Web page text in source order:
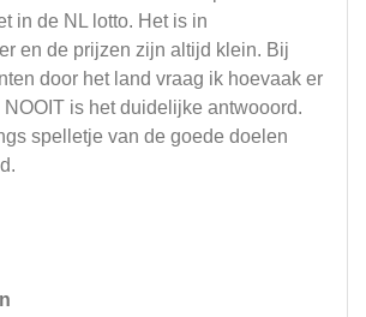
in de NL lotto. Het is in
en de prijzen zijn altijd klein. Bij
door het land vraag ik hoevaak er
is het duidelijke antwooord.
spelletje van de goede doelen